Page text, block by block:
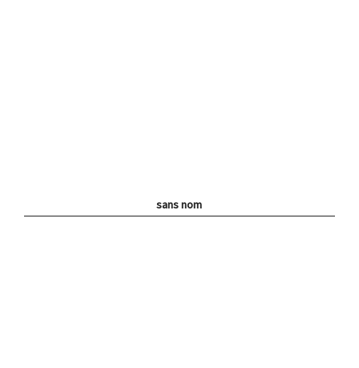
sans nom